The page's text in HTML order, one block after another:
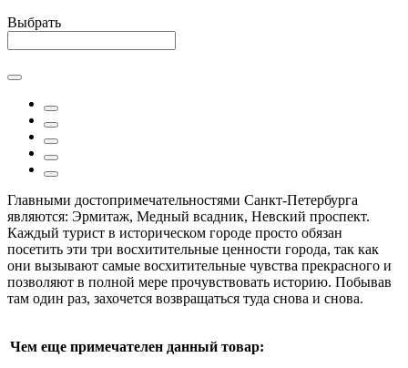
Выбрать
Главными достопримечательностями Санкт-Петербурга
являются: Эрмитаж, Медный всадник, Невский проспект.
Каждый турист в историческом городе просто обязан
посетить эти три восхитительные ценности города, так как
они вызывают самые восхитительные чувства прекрасного и
позволяют в полной мере прочувствовать историю. Побывав
там один раз, захочется возвращаться туда снова и снова.
Чем еще примечателен данный товар: